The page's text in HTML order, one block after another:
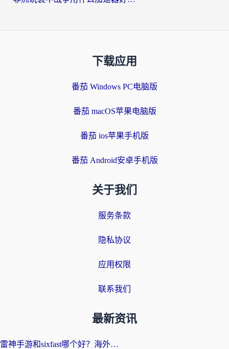
下载应用
番茄 Windows PC电脑版
番茄 macOS苹果电脑版
番茄 ios苹果手机版
番茄 Android安卓手机版
关于我们
服务条款
隐私协议
应用权限
联系我们
最新资讯
雷神手游和sixfast哪个好？海外党亲测3款回国加速器，教你选对不踩坑